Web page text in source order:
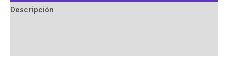
Descripción